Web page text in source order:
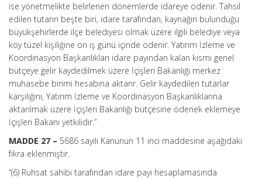
ise yönetmelikte belirlenen dönemlerde idareye ödenir. Tahsil
edilen tutarın beşte biri, idare tarafından, kaynağın bulunduğu
büyükşehirlerde ilçe belediyesi olmak üzere ilgili belediye veya
köy tüzel kişiliğine on iş günü içinde ödenir. Yatırım İzleme ve
Koordinasyon Başkanlıkları idare payından kalan kısmı genel
bütçeye gelir kaydedilmek üzere İçişleri Bakanlığı merkez
muhasebe birimi hesabına aktarır. Gelir kaydedilen tutarlar
karşılığını, Yatırım İzleme ve Koordinasyon Başkanlıklarına
aktarılmak üzere İçişleri Bakanlığı bütçesine ödenek eklemeye
İçişleri Bakanı yetkilidir.”
MADDE 27 – 5686 sayılı Kanunun 11 inci maddesine aşağıdaki
fıkra eklenmiştir.
“(6) Ruhsat sahibi tarafından idare payı hesaplamasında